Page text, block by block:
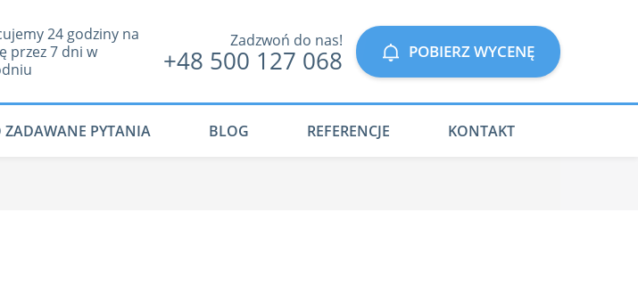
24 godziny na
przez 7 dni w
Zadzwoń do nas!
+48 500 127 068 POBIERZ WYCENĘ
ZADAWANE PYTANIA BLOG REFERENCJE KONTAKT